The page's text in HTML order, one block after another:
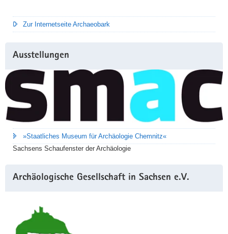
Zur Internetseite Archaeobark
Ausstellungen
»Staatliches Museum für Archäologie Chemnitz«
Sachsens Schaufenster der Archäologie
Archäologische Gesellschaft in Sachsen e.V.